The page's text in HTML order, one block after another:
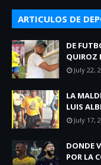
ARTICULOS DE
DE
QUIROZ
July 22,
LA
LUIS
July 17,
DONDE
POR LA